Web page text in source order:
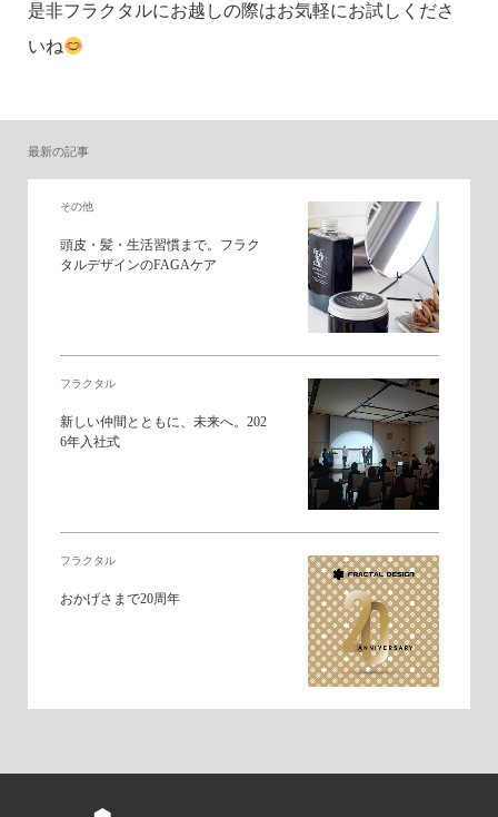
是非フラクタルにお越しの際はお気軽にお試しくださ
いね
最新の記事
その他
頭皮・髪・生活習慣まで。フラク
タルデザインのFAGAケア
フラクタル
新しい仲間とともに、未来へ。202
6年入社式
フラクタル
おかげさまで20周年